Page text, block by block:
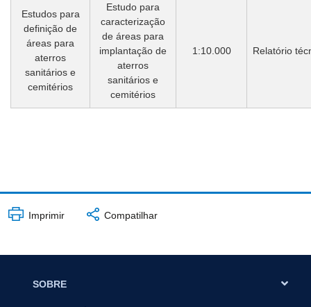
Estudos para
definição de
áreas para
aterros
sanitários e
cemitérios
Estudo para
caracterização
de áreas para
implantação de
aterros
sanitários e
cemitérios
1:10.000 Relatório
Imprimir Compatilhar
SOBRE